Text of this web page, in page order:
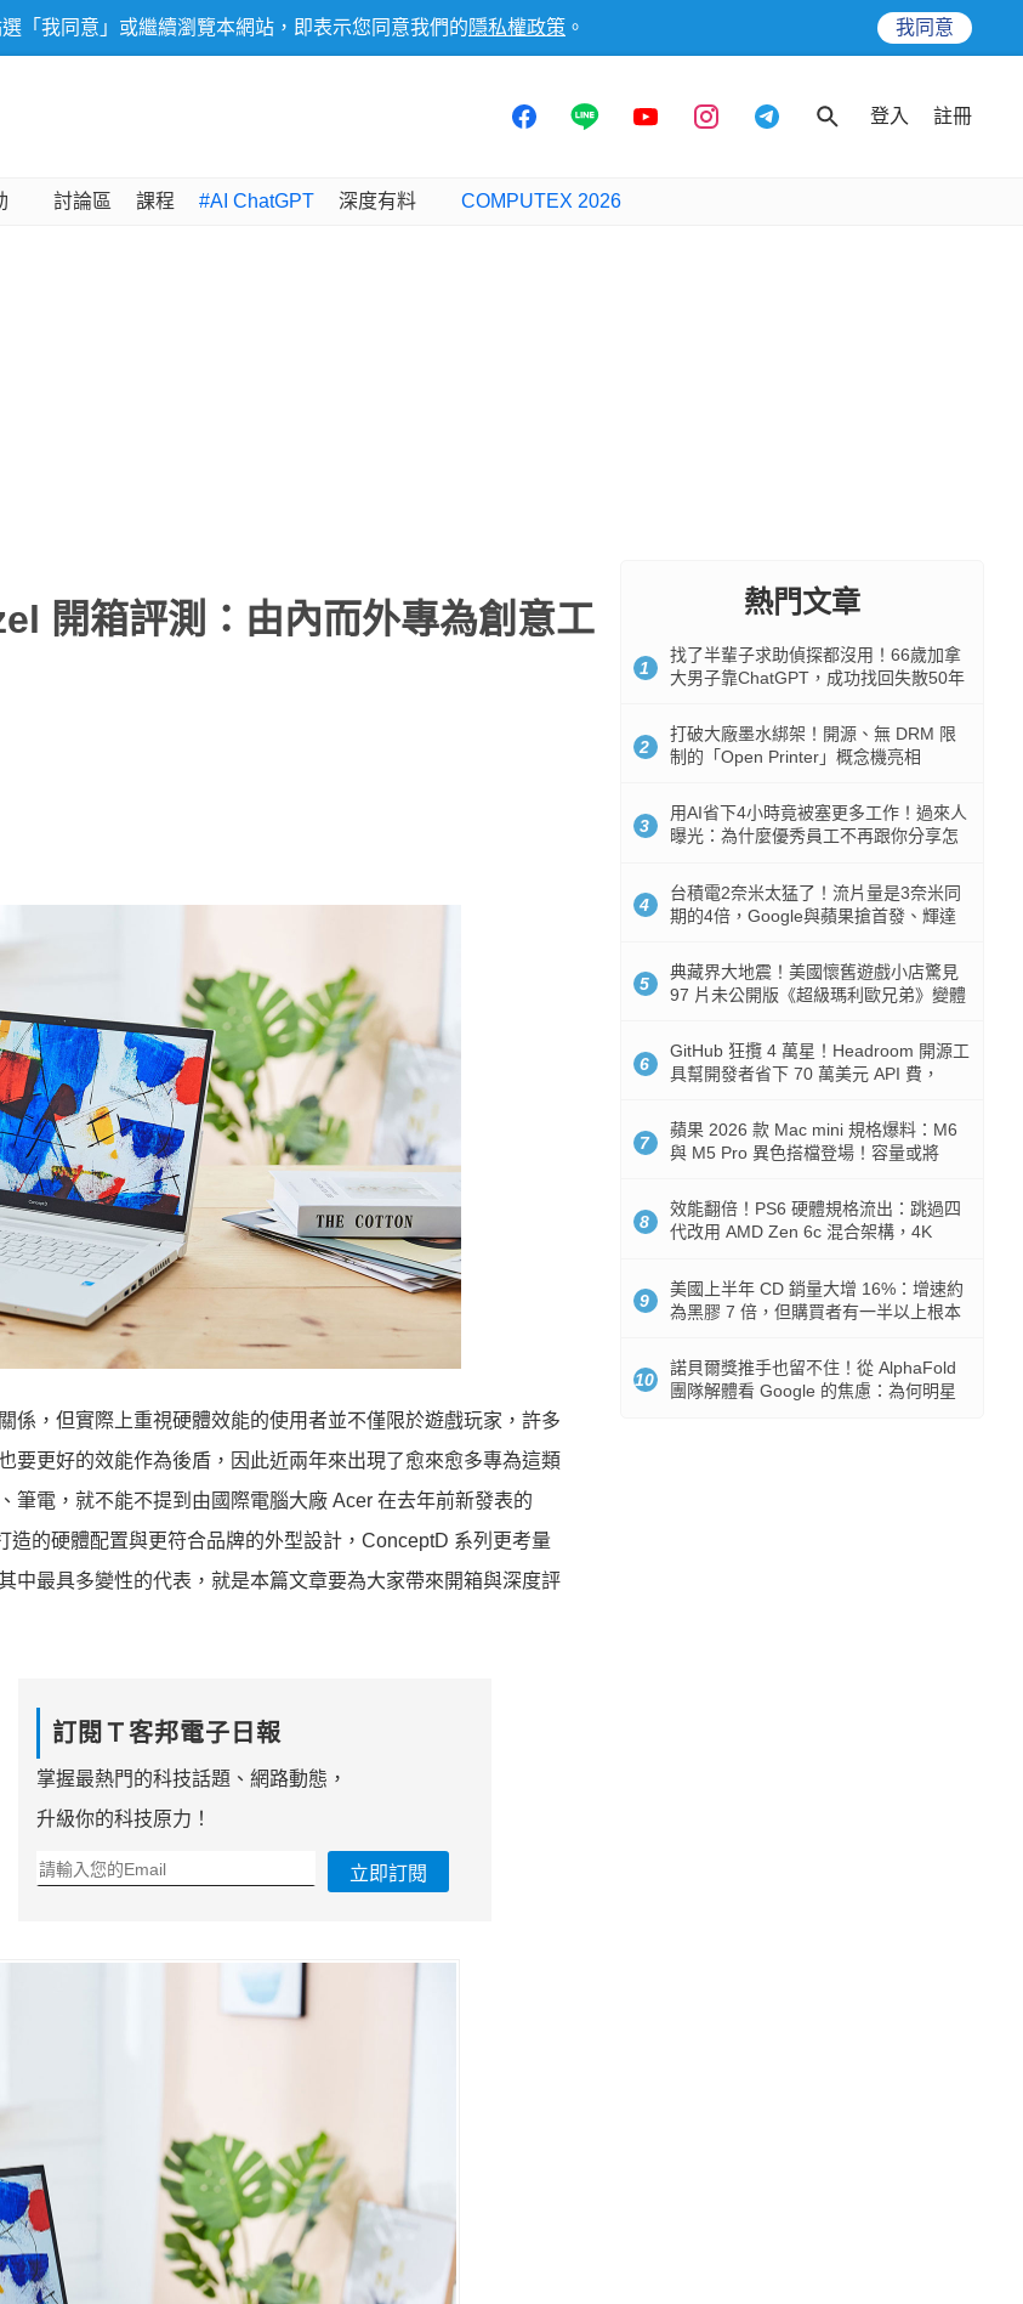
「我同意」或繼續瀏覽本網站，即表示您同意我們的 隱私權政策 。 我同意
登入 註冊
討論區 課程 #AI ChatGPT 深度有料 COMPUTEX 2026
開箱評測：由內而外專為創意工
，但實際上重視硬體效能的使用者並不僅限於遊戲玩家，許多
更好的效能作為後盾，因此近兩年來出現了愈來愈多專為這類
筆電，就不能不提到由國際電腦大廠 Acer 在去年前新發表的
造的硬體配置與更符合品牌的外型設計，ConceptD 系列更考量
中最具多變性的代表，就是本篇文章要為大家帶來開箱與深度評
訂閱Ｔ客邦電子日報
掌握最熱門的科技話題、網路動態，
升級你的科技原力！
立即訂閱
熱門文章
1
找了半輩子求助偵探都沒用！66歲加拿
大男子靠ChatGPT，成功找回失散50年
2
打破大廠墨水綁架！開源、無 DRM 限
制的「Open Printer」概念機亮相
3
用AI省下4小時竟被塞更多工作！過來人
曝光：為什麼優秀員工不再跟你分享怎
4
台積電2奈米太猛了！流片量是3奈米同
期的4倍，Google與蘋果搶首發、輝達
5
典藏界大地震！美國懷舊遊戲小店驚見
97 片未公開版《超級瑪利歐兄弟》變體
6
GitHub 狂攬 4 萬星！Headroom 開源工
具幫開發者省下 70 萬美元 API 費，
7
蘋果 2026 款 Mac mini 規格爆料：M6
與 M5 Pro 異色搭檔登場！容量或將
8
效能翻倍！PS6 硬體規格流出：跳過四
代改用 AMD Zen 6c 混合架構，4K
9
美國上半年 CD 銷量大增 16%：增速約
為黑膠 7 倍，但購買者有一半以上根本
10
諾貝爾獎推手也留不住！從 AlphaFold
團隊解體看 Google 的焦慮：為何明星